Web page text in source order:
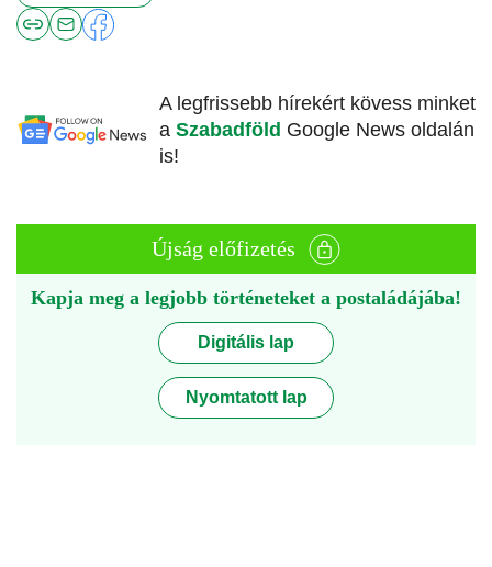
A legfrissebb hírekért kövess minket
a Szabadföld Google News oldalán
is!
Újság előfizetés
Kapja meg a legjobb történeteket a postaládájába!
Digitális lap
Nyomtatott lap